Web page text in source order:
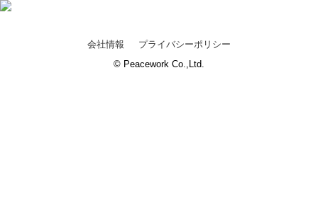
会社情報
プライバシーポリシー
© Peacework Co.,Ltd.